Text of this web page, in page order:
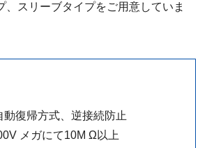
、スリーブタイプをご用意していま
動復帰方式、逆接続防止
メガにて10M Ω以上